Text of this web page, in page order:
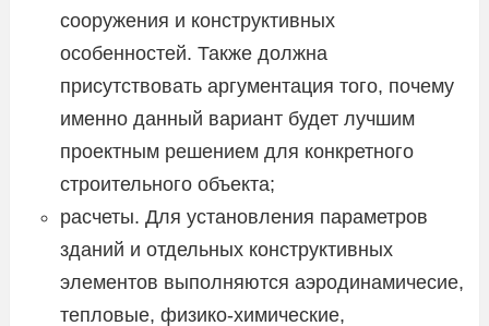
сооружения и конструктивных
особенностей. Также должна
присутствовать аргументация того, почему
именно данный вариант будет лучшим
проектным решением для конкретного
строительного объекта;
расчеты. Для установления параметров
зданий и отдельных конструктивных
элементов выполняются аэродинамичесие,
тепловые, физико-химические,